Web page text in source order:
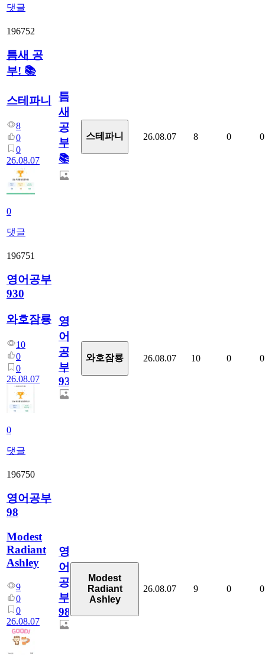
댓글
196752
틈새 공
부! 📚
스테파니
8
0
0
26.08.07
0
댓글
틈
새
공
부!
📚
스테파니 26.08.07 8 0 0
196751
영어공부
930
와호잠룡
10
0
0
26.08.07
0
댓글
영
어
공
부
930
와호잠룡 26.08.07 10 0 0
196750
영어공부
98
Modest
Radiant
Ashley
9
0
0
26.08.07
영
어
공
부
98
Modest
Radiant
Ashley
26.08.07 9 0 0